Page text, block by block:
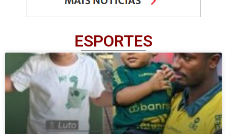
ESPORTES